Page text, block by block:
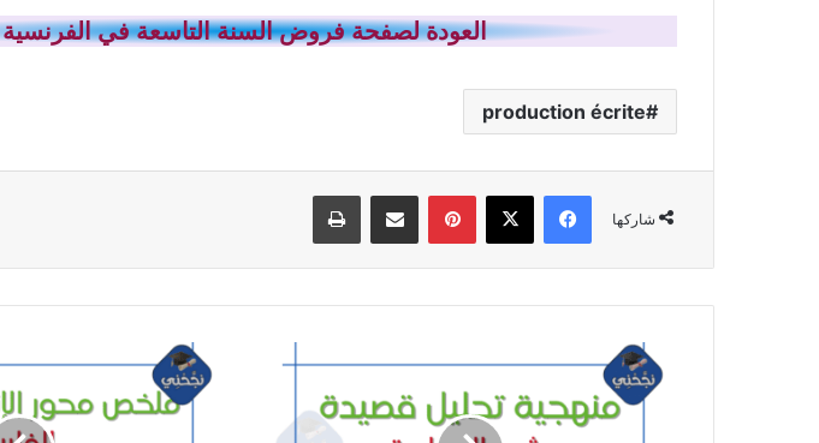
العودة لصفحة فروض السنة التاسعة في الفرنسية
production écrite
شاركها
فيسبوك ‫X بينتيريستمشاركة عبر البريد طباعة
منهجية
تحليل
قصيدة
ملخص
محور